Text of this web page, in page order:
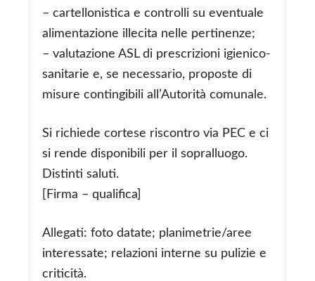
– cartellonistica e controlli su eventuale
alimentazione illecita nelle pertinenze;
– valutazione ASL di prescrizioni igienico-
sanitarie e, se necessario, proposte di
misure contingibili all’Autorità comunale.
Si richiede cortese riscontro via PEC e ci
si rende disponibili per il sopralluogo.
Distinti saluti.
[Firma – qualifica]
Allegati: foto datate; planimetrie/aree
interessate; relazioni interne su pulizie e
criticità.